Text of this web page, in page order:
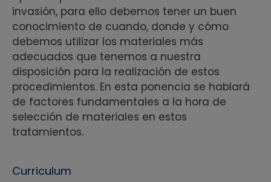
invasión, para ello debemos tener un buen
conocimiento de cuando, donde y cómo
debemos utilizar los materiales más
adecuados que tenemos a nuestra
disposición para la realización de estos
procedimientos. En esta ponencia se hablará
de factores fundamentales a la hora de
selección de materiales en estos
tratamientos.
Curriculum